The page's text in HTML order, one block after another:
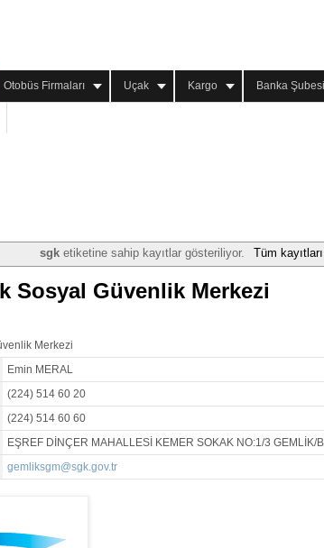
Otobüs Firmaları Uçak Kargo Banka Şubesi
sgk etiketine sahip kayıtlar gösteriliyor. Tüm
Sosyal Güvenlik Merkezi
Merkezi
Emin MERAL
(224) 514 60 20
(224) 514 60 60
EŞREF DİNÇER MAHALLESİ KEMER SOKAK NO:1/3 GEMLİK/
gemliksgm@sgk.gov.tr